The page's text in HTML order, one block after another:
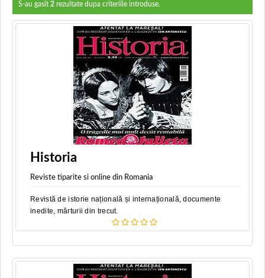
S-au gasit 2 rezultate dupa criteriile introduse.
Historia
Reviste tiparite si online din Romania
Revistă de istorie națională și internațională, documente
inedite, mărturii din trecut.